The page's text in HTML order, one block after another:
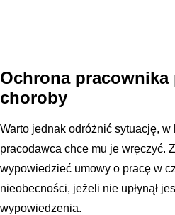
Ochrona
choroby
Warto jednak odróżnić sytuację,
pracodawca chce mu je wręczyć.
wypowiedzieć umowy o pracę w
nieobecności, jeżeli nie upłynął
wypowiedzenia.